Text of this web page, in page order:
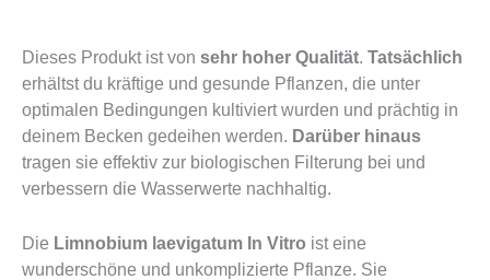
Dieses Produkt ist von sehr hoher Qualität. Tatsächlich
erhältst du kräftige und gesunde Pflanzen, die unter
optimalen Bedingungen kultiviert wurden und prächtig in
deinem Becken gedeihen werden. Darüber hinaus
tragen sie effektiv zur biologischen Filterung bei und
verbessern die Wasserwerte nachhaltig.
Die Limnobium laevigatum In Vitro ist eine
wunderschöne und unkomplizierte Pflanze. Sie